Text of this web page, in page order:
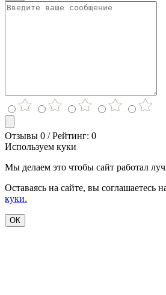
Отзывы 0 / Рейтинг: 0
Используем куки
Мы делаем это чтобы сайт работал
Оставаясь на сайте, вы соглашаетесь
куки.
ОК